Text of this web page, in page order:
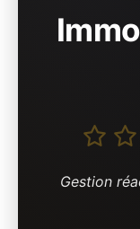
Gestion